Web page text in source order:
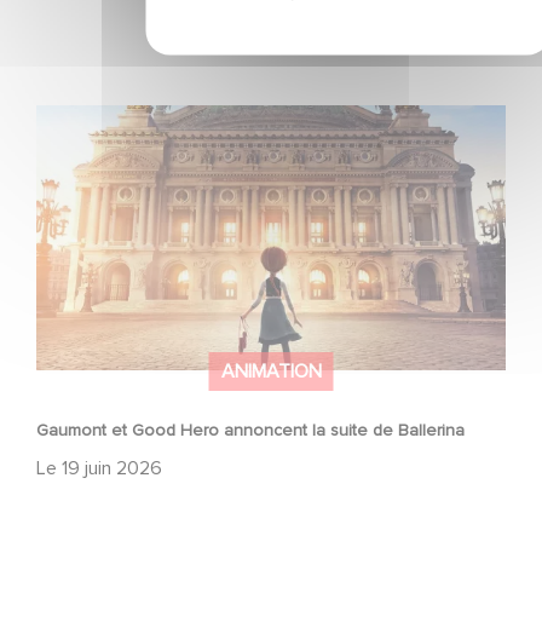
ANIMATION
Gaumont et Good Hero annoncent la suite de Ballerina
Le 19 juin 2026
Gaumont et Good Hero annoncent la suite de Ballerina